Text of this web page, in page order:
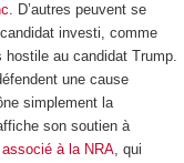
. D’autres peuvent se
investi, comme
hostile au candidat Trump.
une cause
simplement la
son soutien à
associé à la NRA, qui